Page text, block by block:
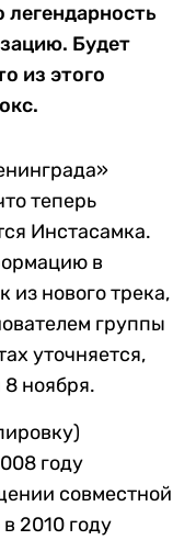
легендарность
Будет
из этого
теперь
Инстасамка.
в
из нового трека,
группы
уточняется,
8 ноября.
году
совместной
2010 году